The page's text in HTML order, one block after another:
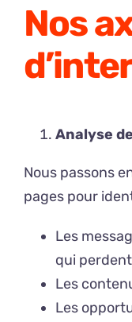
Nos
Analyse
Nous passons
pages pour
Les
qui
Les
Les